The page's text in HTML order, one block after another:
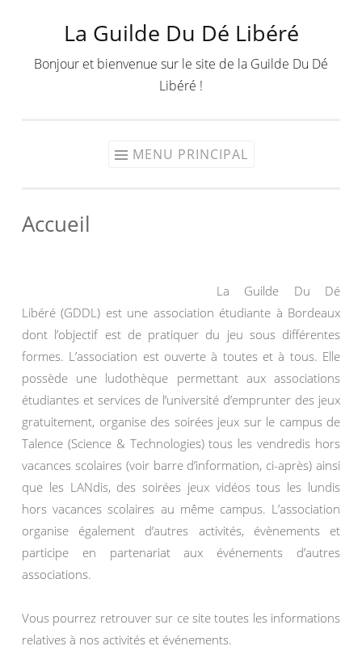
contenu
La Guilde Du Dé Libéré
Bonjour et bienvenue sur le site de la Guilde Du Dé
Libéré !
MENU PRINCIPAL
Accueil
La Guilde Du Dé
Libéré (GDDL) est une association étudiante à Bordeaux
dont l’objectif est de pratiquer du jeu sous différentes
formes. L’association est ouverte à toutes et à tous. Elle
possède une ludothèque permettant aux associations
étudiantes et services de l’université d’emprunter des jeux
gratuitement, organise des soirées jeux sur le campus de
Talence (Science & Technologies) tous les vendredis hors
vacances scolaires (voir barre d’information, ci-après) ainsi
que les LANdis, des soirées jeux vidéos tous les lundis
hors vacances scolaires au même campus. L’association
organise également d’autres activités, évènements et
participe en partenariat aux événements d’autres
associations.
Vous pourrez retrouver sur ce site toutes les informations
relatives à nos activités et événements.